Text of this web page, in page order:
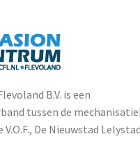
B.V. is een
tussen de
De Nieuwstad